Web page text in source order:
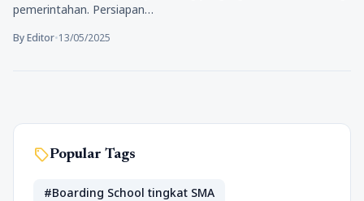
pemerintahan. Persiapan…
By Editor•13/05/2025
sellPopular Tags
#Boarding School tingkat SMA